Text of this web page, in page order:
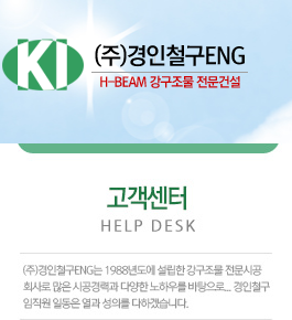
Sketchbook5, 스케
Sketchbook5, 스
Sketchbook5, 스
Sketchbook5, 스